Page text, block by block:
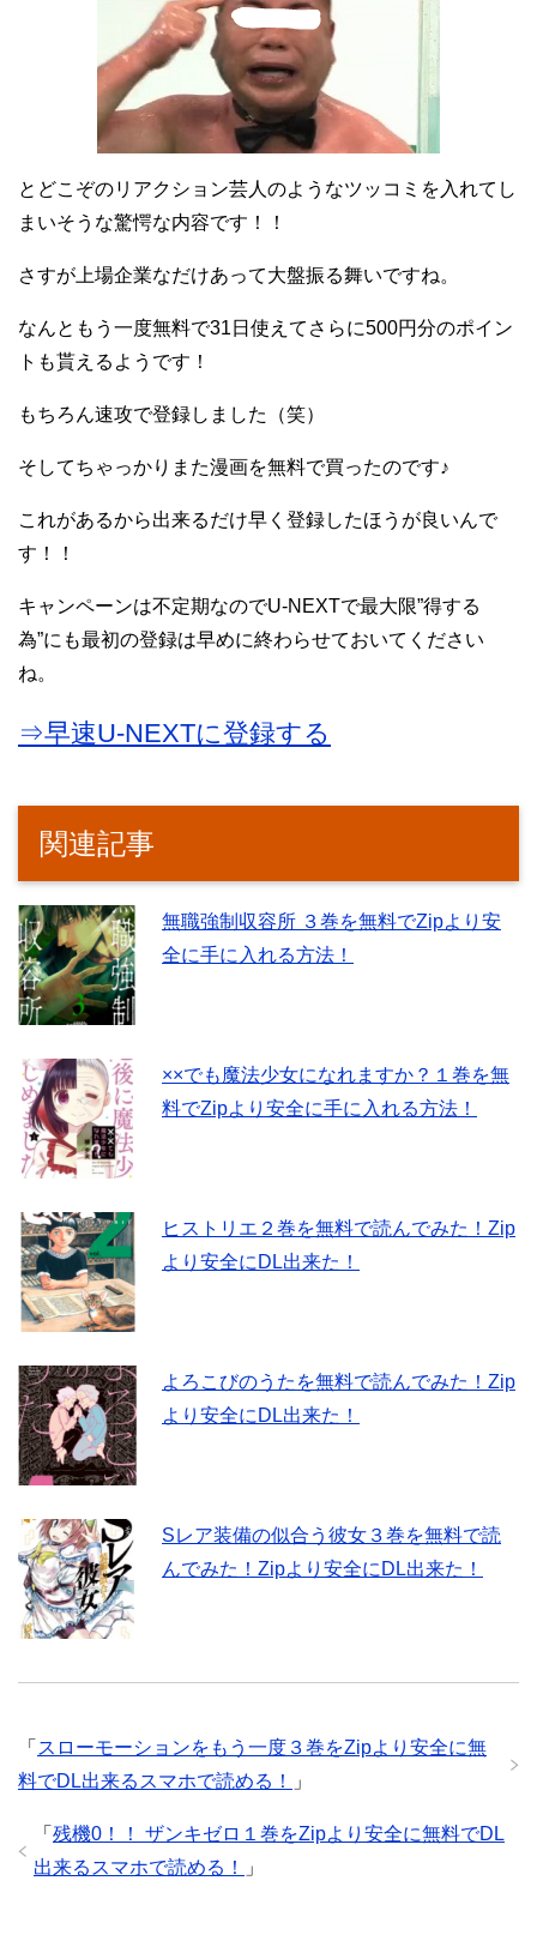
とどこぞのリアクション芸人のようなツッコミを入れてし
まいそうな驚愕な内容です！！
さすが上場企業なだけあって大盤振る舞いですね。
なんともう一度無料で31日使えてさらに500円分のポイン
トも貰えるようです！
もちろん速攻で登録しました（笑）
そしてちゃっかりまた漫画を無料で買ったのです♪
これがあるから出来るだけ早く登録したほうが良いんで
す！！
キャンペーンは不定期なのでU-NEXTで最大限”得する
為”にも最初の登録は早めに終わらせておいてください
ね。
⇒早速U-NEXTに登録する
関連記事
無職強制収容所 ３巻を無料でZipより安
全に手に入れる方法！
××でも魔法少女になれますか？１巻を無
料でZipより安全に手に入れる方法！
ヒストリエ２巻を無料で読んでみた！Zip
より安全にDL出来た！
よろこびのうたを無料で読んでみた！Zip
より安全にDL出来た！
Sレア装備の似合う彼女３巻を無料で読
んでみた！Zipより安全にDL出来た！
「 スローモーションをもう一度３巻をZipより安全に無
料でDL出来るスマホで読める！
」
「 残機0！！ ザンキゼロ１巻をZipより安全に無料でDL
出来るスマホで読める！
」